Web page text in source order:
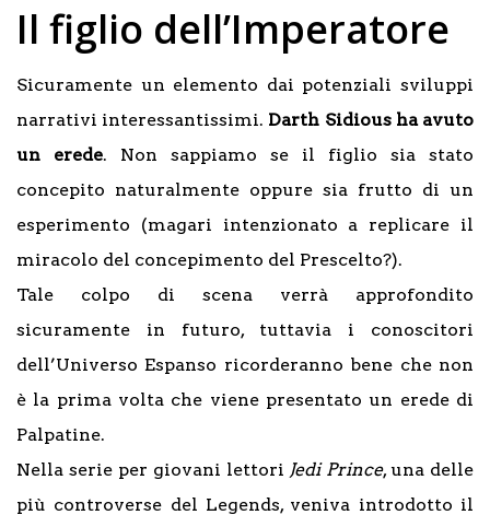
Il figlio dell’Imperatore
Sicuramente un elemento dai potenziali sviluppi
narrativi interessantissimi. Darth Sidious ha avuto
un erede. Non sappiamo se il figlio sia stato
concepito naturalmente oppure sia frutto di un
esperimento (magari intenzionato a replicare il
miracolo del concepimento del Prescelto?).
Tale colpo di scena verrà approfondito
sicuramente in futuro, tuttavia i conoscitori
dell’Universo Espanso ricorderanno bene che non
è la prima volta che viene presentato un erede di
Palpatine.
Nella serie per giovani lettori Jedi Prince, una delle
più controverse del Legends, veniva introdotto il